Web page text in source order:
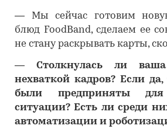
―
Мы сейчас готовим
блюд FoodBand, сделаем ее
не стану раскрывать карты,
―
Столкнулась ли
нехваткой кадров? Если
были предприняты для
ситуации? Есть ли среди
автоматизации и